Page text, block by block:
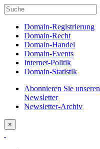
Domain-Registrierung
Domain-Recht
Domain-Handel
Domain-Events
Internet-Politik
Domain-Statistik
Abonnieren Sie unseren
Newsletter
Newsletter-Archiv
×